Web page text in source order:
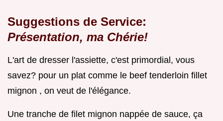
Suggestions de Service:
Présentation, ma Chérie!
L'art de dresser l'assiette, c'est primordial, vous
savez? pour un plat comme le beef tenderloin fillet
mignon , on veut de l'élégance.
Une tranche de filet mignon nappée de sauce, ça